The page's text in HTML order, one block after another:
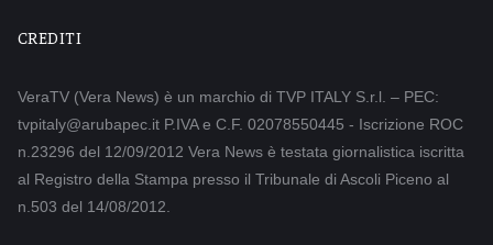
CREDITI
VeraTV (Vera News) è un marchio di TVP ITALY S.r.l. – PEC:
tvpitaly@arubapec.it P.IVA e C.F. 02078550445 - Iscrizione ROC
n.23296 del 12/09/2012 Vera News è testata giornalistica iscritta
al Registro della Stampa presso il Tribunale di Ascoli Piceno al
n.503 del 14/08/2012.